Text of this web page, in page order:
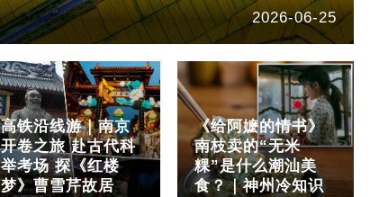
2026-06-25
高铁沿线游｜南京
开卷之旅 赴古代科
举考场 探《红楼
梦》曹雪芹故居
《给阿嬷的情书》
南枝卖的“无米
粿”是什么潮汕美
食？｜神州冷知识